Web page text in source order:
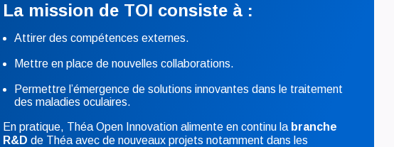
La mission de TOI consiste à :
Attirer des compétences externes.
Mettre en place de nouvelles collaborations.
Permettre l’émergence de solutions innovantes dans le traitement
des maladies oculaires.
En pratique, Théa Open Innovation alimente en continu la branche
R&D de Théa avec de nouveaux projets notamment dans les